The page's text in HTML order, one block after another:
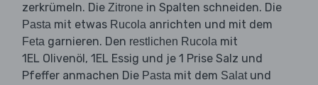
zerkrümeln. Die Zitrone in Spalten schneiden. Die
Pasta mit etwas Rucola anrichten und mit dem
Feta garnieren. Den restlichen Rucola mit
1EL Olivenöl, 1EL Essig und je 1 Prise Salz und
Pfeffer anmachen Die Pasta mit dem Salatund